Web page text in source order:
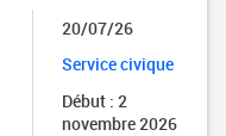
20/07/26
Service civique
Début : 2
novembre 2026